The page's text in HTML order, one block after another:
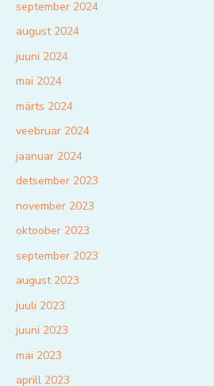
september 2024
august 2024
juuni 2024
mai 2024
märts 2024
veebruar 2024
jaanuar 2024
detsember 2023
november 2023
oktoober 2023
september 2023
august 2023
juuli 2023
juuni 2023
mai 2023
aprill 2023